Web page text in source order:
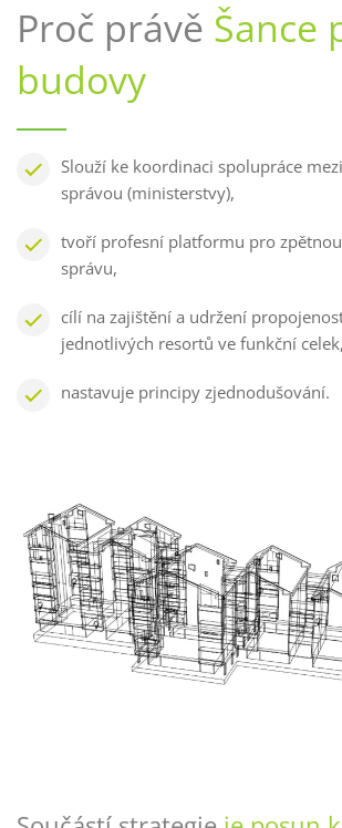
Proč právě Šance
budovy
Slouží ke koordinaci spolupráce
správou (ministerstvy),
tvoří profesní platformu pro
správu,
cílí na zajištění a udržení
jednotlivých resortů ve funkční celek,
nastavuje principy zjednodušování.